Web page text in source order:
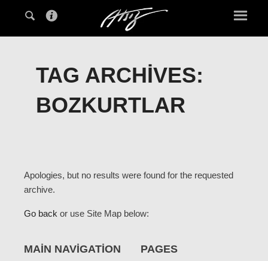
TAG ARCHIVES:
BOZKURTLAR
Apologies, but no results were found for the requested
archive.
Go back or use Site Map below:
MAIN NAVIGATION PAGES